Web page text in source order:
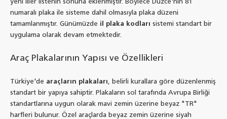
yeni iller listenin sonuna eklenmiştir. Böylece Düzce'nin 81
numaralı plaka ile sisteme dahil olmasıyla plaka düzeni
tamamlanmıştır. Günümüzde il plaka kodları sistemi standart bir
uygulama olarak devam etmektedir.
Araç Plakalarının Yapısı ve Özellikleri
Türkiye'de araçların plakaları, belirli kurallara göre düzenlenmiş
standart bir yapıya sahiptir. Plakaların sol tarafında Avrupa Birliği
standartlarına uygun olarak mavi zemin üzerine beyaz "TR"
harfleri bulunur. Özel araçlarda beyaz zemin üzerine siyah